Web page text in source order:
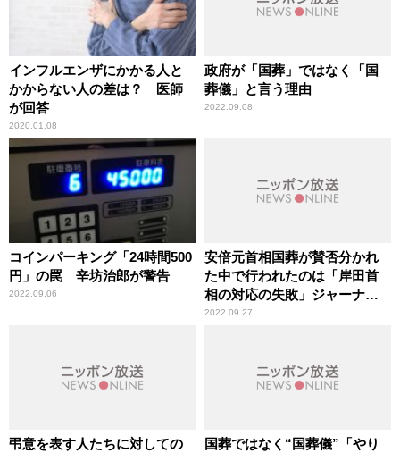
インフルエンザにかかる人と
かからない人の差は？ 医師
が回答
2020.01.08
政府が「国葬」ではなく「国
葬儀」と言う理由
2022.09.08
コインパーキング「24時間500
円」の罠 辛坊治郎が警告
2022.09.06
安倍元首相国葬が賛否分かれ
た中で行われたのは「岸田首
相の対応の失敗」ジャーナリ
スト・青山和弘が指摘
2022.09.27
弔意を表す人たちに対しての
国葬ではなく“国葬儀”「やり